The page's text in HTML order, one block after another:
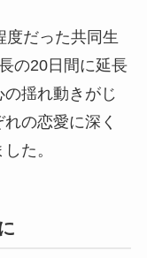
度だった共同生
の20日間に延長
揺れ動きがじ
の恋愛に深く
た。